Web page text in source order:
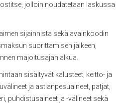
jolloin noudatetaan laskussa
sijainnista sekä avainkoodin
suorittamisen jälkeen,
majoitusajan alkua.
sisältyvät kalusteet, keitto- ja
ja astianpesuaineet, patjat,
puhdistusaineet ja -välineet sekä